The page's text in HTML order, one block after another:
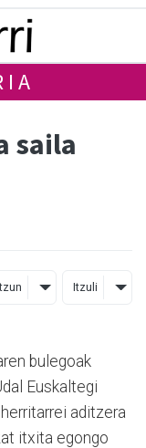
saila
Itzuli
bulegoak
Euskaltegi
aditzera
itxita egongo